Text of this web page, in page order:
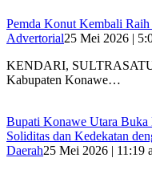
Pemda Konut Kembali
Advertorial25 Mei 2026 |
KENDARI,
Kabupaten Konawe…
Bupati Konawe Utara Buka
Soliditas dan Kedekatan
Daerah25 Mei 2026 | 11:19